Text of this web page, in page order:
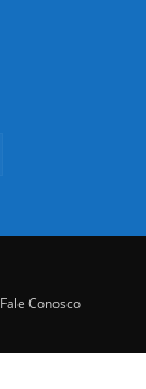
Fale Conosco